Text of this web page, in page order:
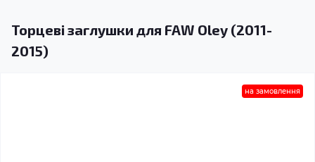
Торцеві заглушки для FAW Oley (2011-
2015)
на замовлення